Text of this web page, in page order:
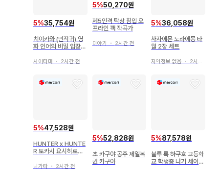
5%35,754원
치이카와 (먼작귀) 영
화 인어의 비밀 입장자
사이타마 ・ 2시간 전
5%50,270원
제5인격 탁상 침입 오
프라인 팩 작곡가
미야기 ・ 2시간 전
5%36,058원
사자에몬 도라에몽 타
월 2장 세트
지역정보 없음 ・ 2시간 전
5%47,528원
HUNTER x HUNTE
R 토카시 요시히로전
니가타 ・ 2시간 전
5%52,828원
초 카구야 공주 제일복
권 카구야
5%87,578원
블루 록 하쿠호 고등학
교 학생증 나기 세이시